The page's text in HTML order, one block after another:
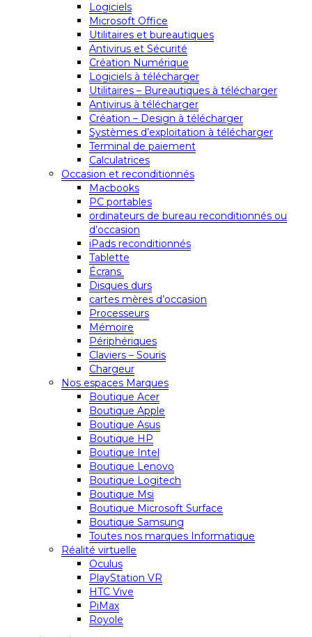
Logiciels
Microsoft Office
Utilitaires et bureautiques
Antivirus et Sécurité
Création Numérique
Logiciels à télécharger
Utilitaires – Bureautiques à télécharger
Antivirus à télécharger
Création – Design à télécharger
Systèmes d’exploitation à télécharger
Terminal de paiement
Calculatrices
Occasion et reconditionnés
Macbooks
PC portables
ordinateurs de bureau reconditionnés ou
d’occasion
iPads reconditionnés
Tablette
Écrans
Disques durs
cartes mères d’occasion
Processeurs
Mémoire
Périphériques
Claviers – Souris
Chargeur
Nos espaces Marques
Boutique Acer
Boutique Apple
Boutique Asus
Boutique HP
Boutique Intel
Boutique Lenovo
Boutique Logitech
Boutique Msi
Boutique Microsoft Surface
Boutique Samsung
Toutes nos marques Informatique
Réalité virtuelle
Oculus
PlayStation VR
HTC Vive
PiMax
Royole